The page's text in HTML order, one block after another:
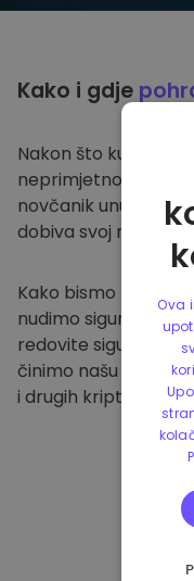
Kako i gdje
Nakon što kupite na
neprimjetno
novčanik unutar
dobiva svoj
Kako bismo zaštitili
nudimo sigurnu
redovite
činimo našu
i drugih kriptovaluta.
Ova